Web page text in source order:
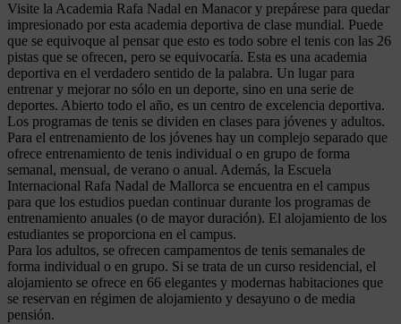
Visite la Academia Rafa Nadal en Manacor y prepárese para quedar
impresionado por esta academia deportiva de clase mundial. Puede
que se equivoque al pensar que esto es todo sobre el tenis con las 26
pistas que se ofrecen, pero se equivocaría. Esta es una academia
deportiva en el verdadero sentido de la palabra. Un lugar para
entrenar y mejorar no sólo en un deporte, sino en una serie de
deportes. Abierto todo el año, es un centro de excelencia deportiva.
Los programas de tenis se dividen en clases para jóvenes y adultos.
Para el entrenamiento de los jóvenes hay un complejo separado que
ofrece entrenamiento de tenis individual o en grupo de forma
semanal, mensual, de verano o anual. Además, la Escuela
Internacional Rafa Nadal de Mallorca se encuentra en el campus
para que los estudios puedan continuar durante los programas de
entrenamiento anuales (o de mayor duración). El alojamiento de los
estudiantes se proporciona en el campus.
Para los adultos, se ofrecen campamentos de tenis semanales de
forma individual o en grupo. Si se trata de un curso residencial, el
alojamiento se ofrece en 66 elegantes y modernas habitaciones que
se reservan en régimen de alojamiento y desayuno o de media
pensión.